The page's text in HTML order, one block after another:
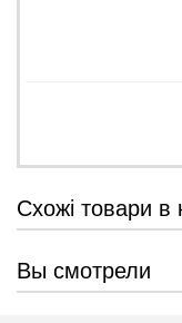
Схожі товари в
Вы смотрели